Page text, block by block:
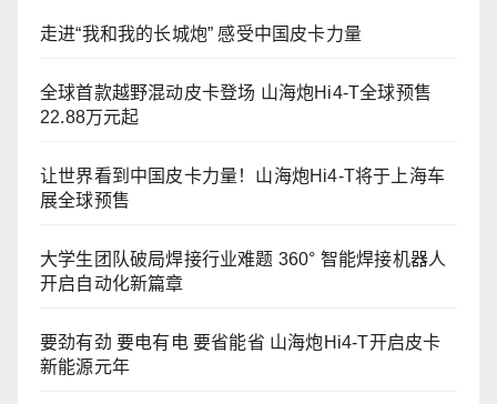
走进“我和我的长城炮” 感受中国皮卡力量
全球首款越野混动皮卡登场 山海炮Hi4-T全球预售
22.88万元起
让世界看到中国皮卡力量！山海炮Hi4-T将于上海车
展全球预售
大学生团队破局焊接行业难题 360° 智能焊接机器人
开启自动化新篇章
要劲有劲 要电有电 要省能省 山海炮Hi4-T开启皮卡
新能源元年